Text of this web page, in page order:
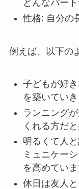
どんなパー
性格: 自分の
例えば、以下の
子どもが好
を築いていき
ランニング
くれる方だ
明るくて人
ミュニケー
を高めていま
休日は友人